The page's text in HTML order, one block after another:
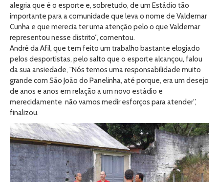
alegria que é o esporte e, sobretudo, de um Estádio tão
importante para a comunidade que leva o nome de Valdemar
Cunha e que merecia ter uma atenção pelo o que Valdemar
representou nesse distrito”, comentou.
André da Afil, que tem feito um trabalho bastante elogiado
pelos desportistas, pelo salto que o esporte alcançou, falou
da sua ansiedade, "Nós temos uma responsabilidade muito
grande com São João do Panelinha, até porque, era um desejo
de anos e anos em relação a um novo estádio e
merecidamente não vamos medir esforços para atender”,
finalizou.